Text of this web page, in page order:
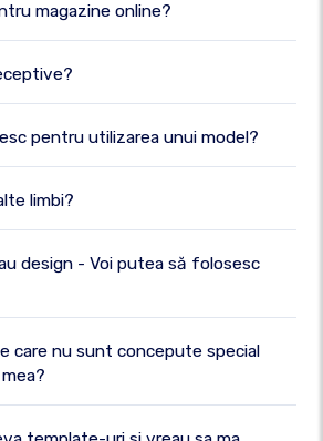
magazine online?
pentru utilizarea unui model?
limbi?
design - Voi putea să folosesc
care nu sunt concepute special